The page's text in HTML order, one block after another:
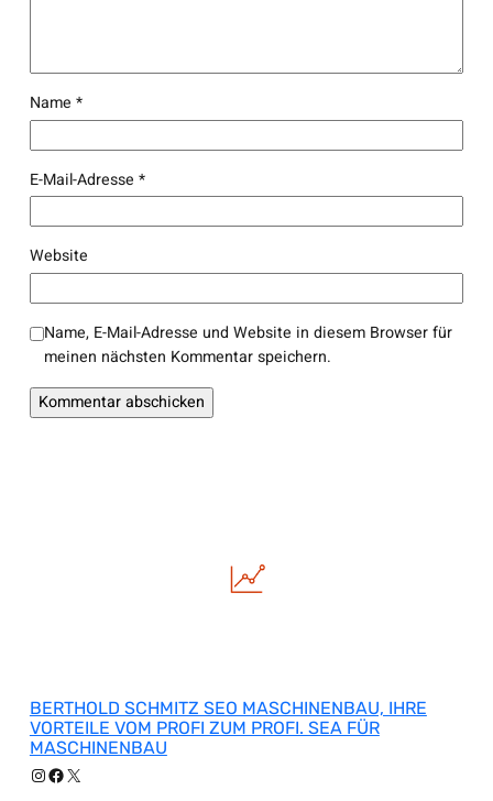
Name *
E-Mail-Adresse *
Website
Name, E-Mail-Adresse und Website in diesem Browser für
meinen nächsten Kommentar speichern.
BERTHOLD SCHMITZ SEO MASCHINENBAU, IHRE
VORTEILE VOM PROFI ZUM PROFI. SEA FÜR
MASCHINENBAU
Instagram
Facebook
X